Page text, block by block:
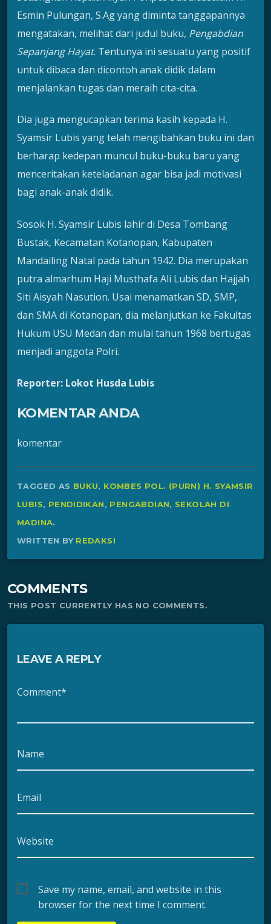
Esmin Pulungan, S.Ag yang diminta tanggapannya
mengatakan, melihat dari judul buku, Pengabdian
Sepanjang Hayat. Tentunya ini sesuatu yang positif
untuk dibaca dan dicontoh anak didik dalam
menjalankan tugas dan meraih cita-cita.
Dia juga mengucapkan terima kasih kepada H.
Syamsir Lubis yang telah mengibahkan buku ini dan
berharap kedepan muncul buku-buku baru yang
menceritakan keteladanan agar bisa jadi motivasi
bagi anak-anak didik.
Sosok H. Syamsir Lubis lahir di Desa Tombang
Bustak, Kecamatan Kotanopan, Kabupaten
Mandailing Natal pada tahun 1942. Dia merupakan
putra almarhum Haji Musthafa Ali Lubis dan Hajjah
Siti Aisyah Nasution. Usai menamatkan SD, SMP,
dan SMA di Kotanopan, dia melanjutkan ke Fakultas
Hukum USU Medan dan mulai tahun 1968 bertugas
menjadi anggota Polri.
Reporter: Lokot Husda Lubis
KOMENTAR ANDA
komentar
TAGGED AS BUKU, KOMBES POL. (PURN) H. SYAMSIR
LUBIS, PENDIDIKAN, PENGABDIAN, SEKOLAH DI
MADINA.
WRITTEN BY REDAKSI
COMMENTS
THIS POST CURRENTLY HAS NO COMMENTS.
LEAVE A REPLY
Comment*
Name
Email
Website
Save my name, email, and website in this
browser for the next time I comment.